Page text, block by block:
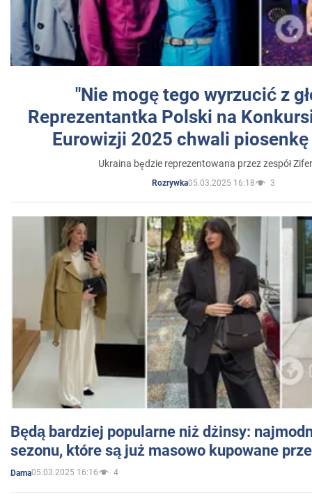
"Nie mogę tego wyrzucić z
Reprezentantka Polski na
Eurowizji 2025 chwali
Ukraina będzie reprezentowana przez zespół
Rozrywka05.03.2025 16:18 3
Będą bardziej popularne niż dżinsy:
sezonu, które są już masowo kupowane
Dama05.03.2025 16:16 4